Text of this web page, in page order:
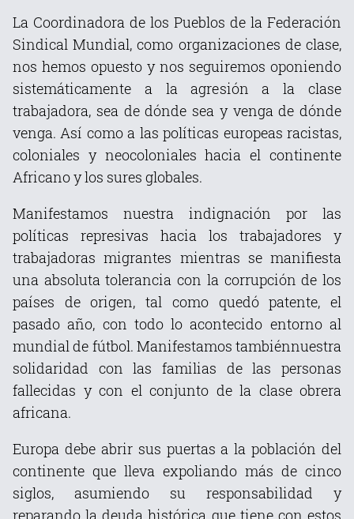
La Coordinadora de los Pueblos de la Federación
Sindical Mundial, como organizaciones de clase,
nos hemos opuesto y nos seguiremos oponiendo
sistemáticamente a la agresión a la clase
trabajadora, sea de dónde sea y venga de dónde
venga. Así como a las políticas europeas racistas,
coloniales y neocoloniales hacia el continente
Africano y los sures globales.
Manifestamos nuestra indignación por las
políticas represivas hacia los trabajadores y
trabajadoras migrantes mientras se manifiesta
una absoluta tolerancia con la corrupción de los
países de origen, tal como quedó patente, el
pasado año, con todo lo acontecido entorno al
mundial de fútbol. Manifestamos tambiénnuestra
solidaridad con las familias de las personas
fallecidas y con el conjunto de la clase obrera
africana.
Europa debe abrir sus puertas a la población del
continente que lleva expoliando más de cinco
siglos, asumiendo su responsabilidad y
reparando la deuda histórica que tiene con estos